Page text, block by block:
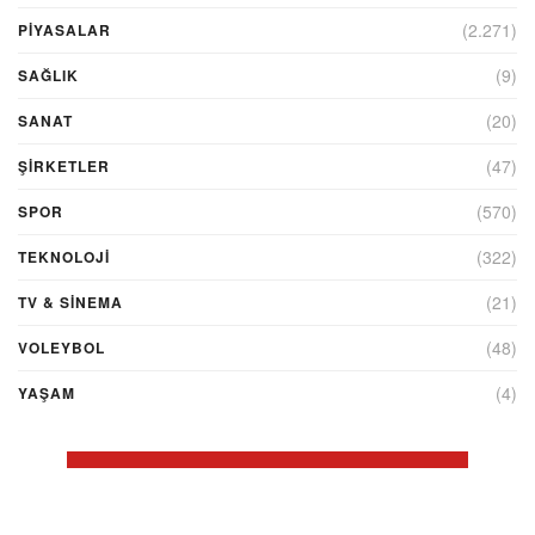
PİYASALAR (2.271)
SAĞLIK (9)
SANAT (20)
ŞIRKETLER (47)
SPOR (570)
TEKNOLOJİ (322)
TV & SINEMA (21)
VOLEYBOL (48)
YAŞAM (4)